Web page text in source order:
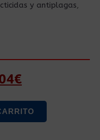
y antiplagas,
€